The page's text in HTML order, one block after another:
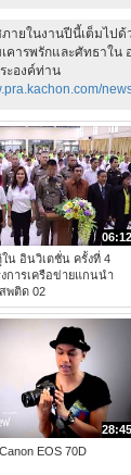
ภายในงานปีนี้เต็มไป
คารพรักและศัทธาใน
ะองค์ท่าน
06:12
น อินวิเตชั่น ครั้งที่ 4
การเครือข่ายแกนนำ
พติด 02
28:45
EOS 70D